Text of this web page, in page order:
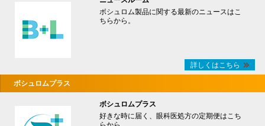
ボシュロム製品に関する最新のニュースはこ
ちらから。
詳しくはこちら
ボシュロムプラス
ボシュロムプラス
好きな時に届く、眼科医処方の定期便はこち